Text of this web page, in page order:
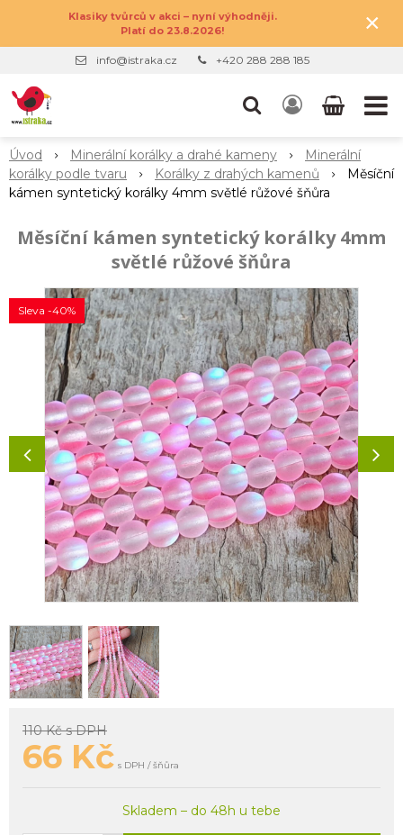
Klasiky tvůrců v akci – nyní výhodněji.
Platí do 23.8.2026!
×
info@istraka.cz +420 288 288 185
Úvod Minerální korálky a drahé kameny
Minerální
korálky podle tvaru
Korálky z drahých kamenů
Měsíční
kámen syntetický korálky 4mm světlé růžové šňůra
Měsíční kámen syntetický korálky 4mm
světlé růžové šňůra
Sleva -40%
110 Kčs DPH
66 Kč s DPH / šňůra
Skladem – do 48h u tebe